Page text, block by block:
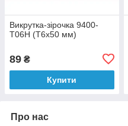
Викрутка-зірочка 9400-
T06H (T6x50 мм)
89 ₴
Купити
Про нас